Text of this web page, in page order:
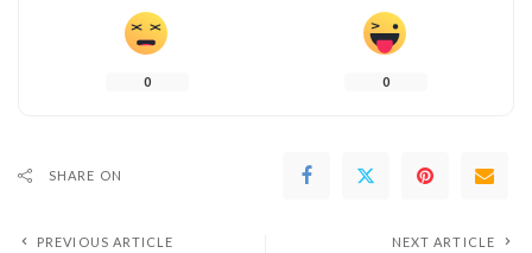
0 0
SHARE ON
PREVIOUS ARTICLE NEXT ARTICLE